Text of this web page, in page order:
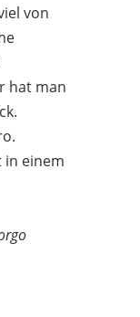
von
hat man
in einem